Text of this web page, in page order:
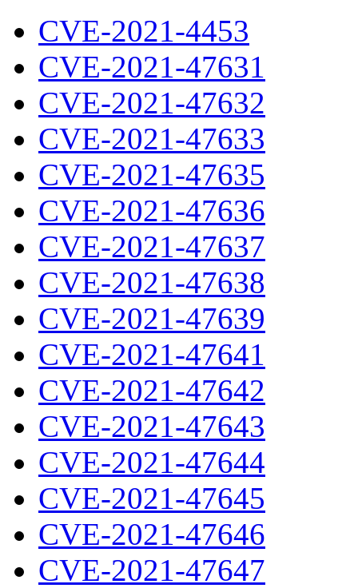
CVE-2021-4453
CVE-2021-47631
CVE-2021-47632
CVE-2021-47633
CVE-2021-47635
CVE-2021-47636
CVE-2021-47637
CVE-2021-47638
CVE-2021-47639
CVE-2021-47641
CVE-2021-47642
CVE-2021-47643
CVE-2021-47644
CVE-2021-47645
CVE-2021-47646
CVE-2021-47647